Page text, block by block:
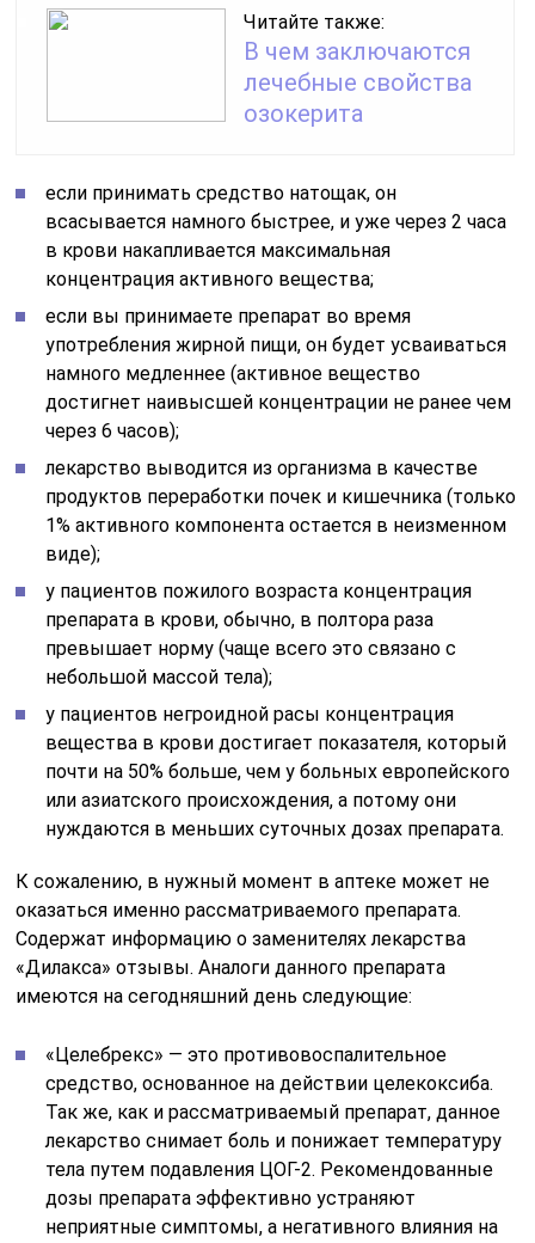
Читайте также:
В чем заключаются
лечебные свойства
озокерита
если принимать средство натощак, он
всасывается намного быстрее, и уже через 2 часа
в крови накапливается максимальная
концентрация активного вещества;
если вы принимаете препарат во время
употребления жирной пищи, он будет усваиваться
намного медленнее (активное вещество
достигнет наивысшей концентрации не ранее чем
через 6 часов);
лекарство выводится из организма в качестве
продуктов переработки почек и кишечника (только
1% активного компонента остается в неизменном
виде);
у пациентов пожилого возраста концентрация
препарата в крови, обычно, в полтора раза
превышает норму (чаще всего это связано с
небольшой массой тела);
у пациентов негроидной расы концентрация
вещества в крови достигает показателя, который
почти на 50% больше, чем у больных европейского
или азиатского происхождения, а потому они
нуждаются в меньших суточных дозах препарата.
К сожалению, в нужный момент в аптеке может не
оказаться именно рассматриваемого препарата.
Содержат информацию о заменителях лекарства
«Дилакса» отзывы. Аналоги данного препарата
имеются на сегодняшний день следующие:
«Целебрекс» — это противовоспалительное
средство, основанное на действии целекоксиба.
Так же, как и рассматриваемый препарат, данное
лекарство снимает боль и понижает температуру
тела путем подавления ЦОГ-2. Рекомендованные
дозы препарата эффективно устраняют
неприятные симптомы, а негативного влияния на